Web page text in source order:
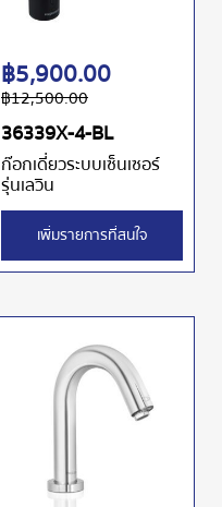
36339X-4-BL
ก๊อกเดี่ยวระบบเซ็นเซอร์
รุ่นเลวิน
฿12,500.00
฿5,900.00
เพิ่มรายการที่สนใจ